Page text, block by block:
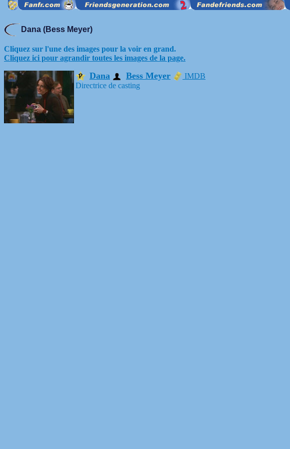
Dana (Bess Meyer)
Cliquez sur l'une des images pour la voir en grand.
Cliquez ici pour agrandir toutes les images de la page.
Dana Bess Meyer
IMDB
Directrice de casting